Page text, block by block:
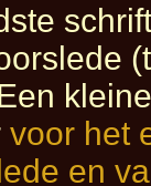
voor het
en